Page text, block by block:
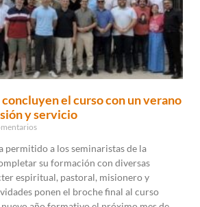
el curso con un verano
y servicio
permitido a los seminaristas de la
su formación con diversas
espiritual, pastoral, misionero y
ponen el broche final al curso